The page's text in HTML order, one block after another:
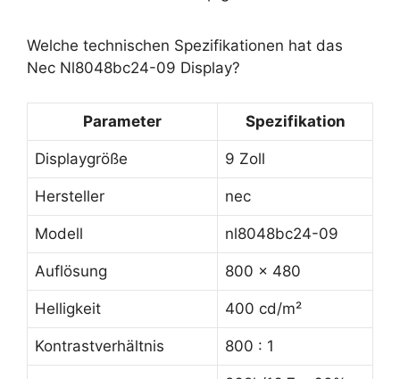
Welche technischen Spezifikationen hat das
Nec Nl8048bc24-09 Display?
Parameter Spezifikation
Displaygröße 9 Zoll
Hersteller nec
Modell nl8048bc24-09
Auflösung 800 x 480
Helligkeit 400 cd/m²
Kontrastverhältnis 800 : 1